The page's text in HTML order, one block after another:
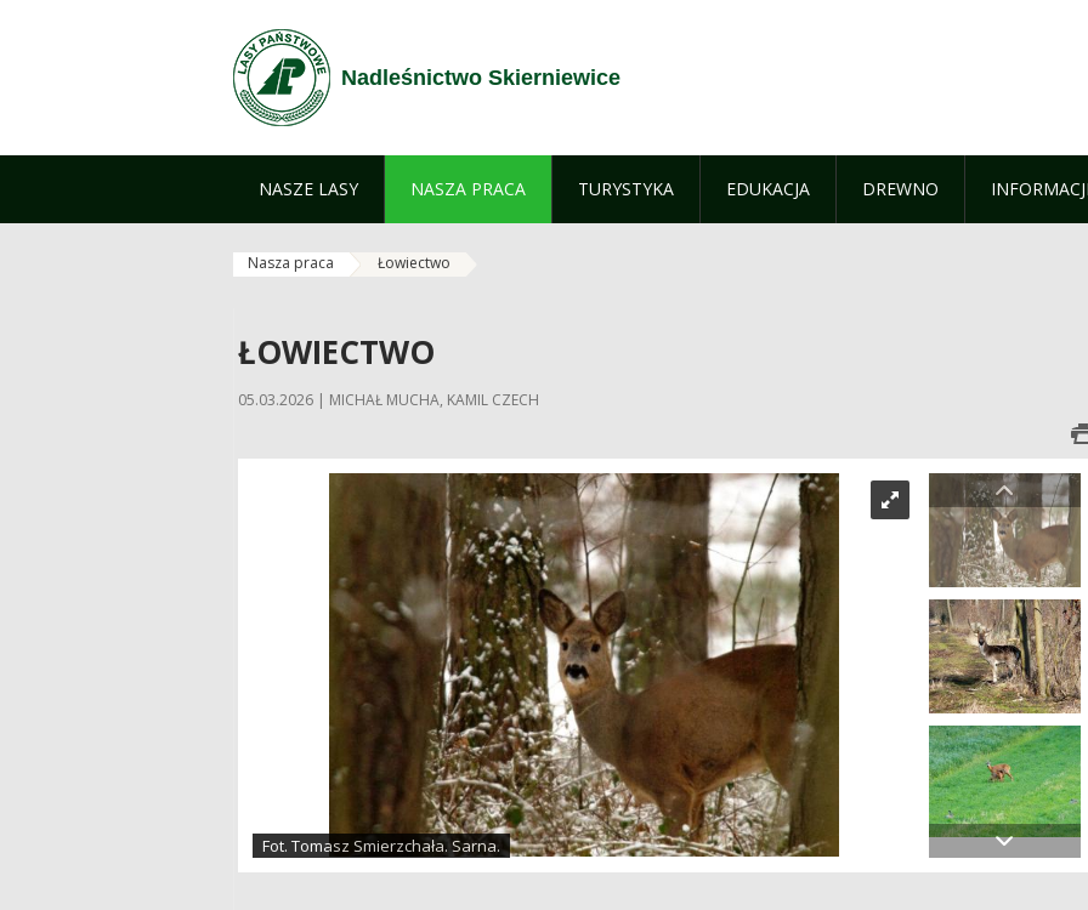
Nadleśnictwo Skierniewice
NASZE LASY NASZA PRACA TURYSTYKA EDUKACJA DREWNO
Nasza praca Łowiectwo
ŁOWIECTWO
05.03.2026 | MICHAŁ MUCHA, KAMIL CZECH
Fot. Tomasz Smierzchała. Sarna.